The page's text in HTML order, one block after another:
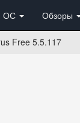
ОС Обзоры
Free 5.5.117